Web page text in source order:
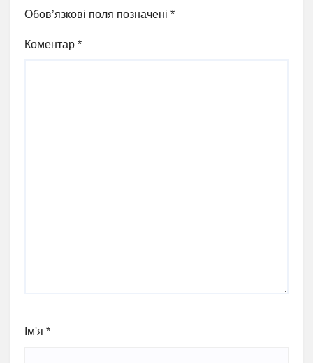
Обов’язкові поля позначені *
Коментар *
Ім'я *